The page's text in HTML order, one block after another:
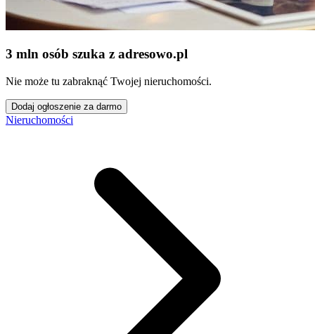
3 mln osób szuka z adresowo.pl
Nie może tu zabraknąć Twojej nieruchomości.
Dodaj ogłoszenie za darmo
Nieruchomości